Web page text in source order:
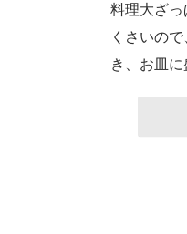
料理大ざっ
くさいの
き、お皿